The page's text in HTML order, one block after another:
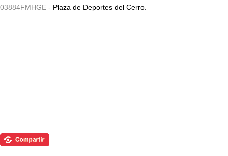
03884FMHGE - Plaza de Deportes del Cerro.